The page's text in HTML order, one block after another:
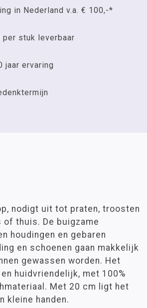
in Nederland v.a. € 100,-*
per stuk leverbaar
jaar ervaring
nodigt uit tot praten, troosten
of thuis. De buigzame
houdingen en gebaren
en schoenen gaan makkelijk
gewassen worden. Het
huidvriendelijk, met 100%
Met 20 cm ligt het
kleine handen.